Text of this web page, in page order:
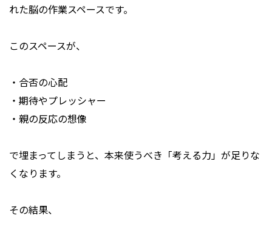
れた脳の作業スペースです。
このスペースが、
・合否の心配
・期待やプレッシャー
・親の反応の想像
で埋まってしまうと、本来使うべき「考える力」が足りな
くなります。
その結果、